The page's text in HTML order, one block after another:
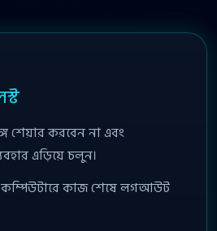
শেয়ার করবেন না এবং
এড়িয়ে চলুন।
কাজ শেষে লগআউট